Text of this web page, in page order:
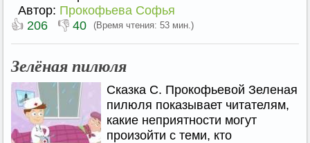
Автор: Прокофьева Софья
👍 206 👎 40 (Время чтения: 53 мин.)
Зелёная пилюля
Сказка С. Прокофьевой Зеленая
пилюля показывает читателям,
какие неприятности могут
произойти с теми, кто